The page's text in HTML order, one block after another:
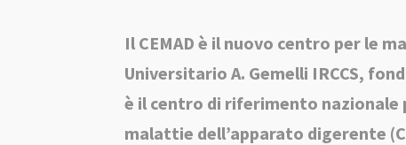
Il CEMAD è il nuovo centro per le
Universitario A. Gemelli IRCCS,
è il centro di riferimento
malattie dell’apparato digerente